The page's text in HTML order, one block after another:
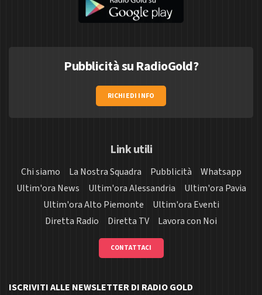
Pubblicità su RadioGold?
RICHIEDI INFO
Link utili
Chi siamo La Nostra Squadra Pubblicità
Whatsapp
Ultim'ora News
Ultim'ora Alessandria
Ultim'ora Pavia
Ultim'ora Alto Piemonte
Ultim'ora Eventi
Diretta Radio
Diretta TV Lavora con Noi
CONTATTACI
ISCRIVITI ALLE NEWSLETTER DI RADIO GOLD